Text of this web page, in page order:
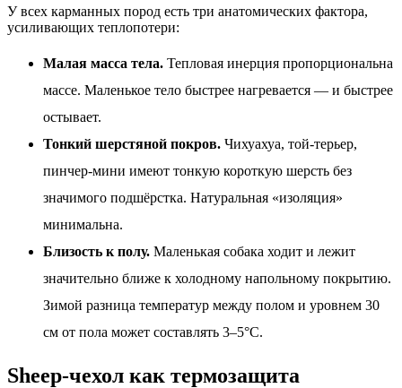
У всех карманных пород есть три анатомических фактора,
усиливающих теплопотери:
Малая масса тела. Тепловая инерция пропорциональна
массе. Маленькое тело быстрее нагревается — и быстрее
остывает.
Тонкий шерстяной покров. Чихуахуа, той-терьер,
пинчер-мини имеют тонкую короткую шерсть без
значимого подшёрстка. Натуральная «изоляция»
минимальна.
Близость к полу. Маленькая собака ходит и лежит
значительно ближе к холодному напольному покрытию.
Зимой разница температур между полом и уровнем 30
см от пола может составлять 3–5°C.
Sheep-чехол как термозащита